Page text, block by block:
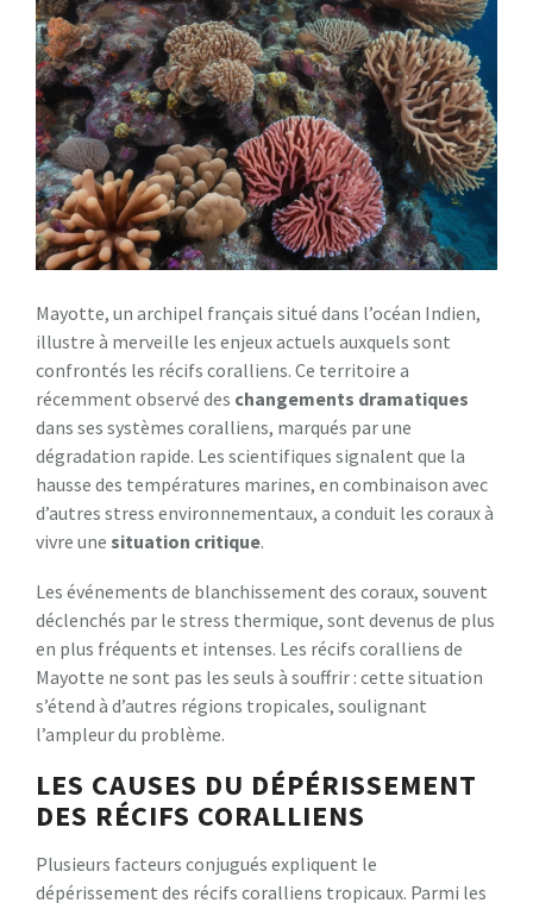
Mayotte, un archipel français situé dans l’océan Indien,
illustre à merveille les enjeux actuels auxquels sont
confrontés les récifs coralliens. Ce territoire a
récemment observé des changements dramatiques
dans ses systèmes coralliens, marqués par une
dégradation rapide. Les scientifiques signalent que la
hausse des températures marines, en combinaison avec
d’autres stress environnementaux, a conduit les coraux à
vivre une situation critique.
Les événements de blanchissement des coraux, souvent
déclenchés par le stress thermique, sont devenus de plus
en plus fréquents et intenses. Les récifs coralliens de
Mayotte ne sont pas les seuls à souffrir : cette situation
s’étend à d’autres régions tropicales, soulignant
l’ampleur du problème.
LES CAUSES DU DÉPÉRISSEMENT
DES RÉCIFS CORALLIENS
Plusieurs facteurs conjugués expliquent le
dépérissement des récifs coralliens tropicaux. Parmi les